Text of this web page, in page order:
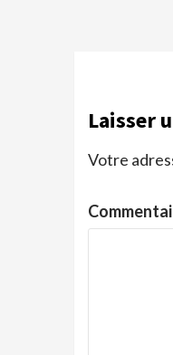
Laisser
Votre